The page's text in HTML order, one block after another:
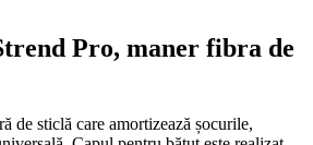
Pro, maner fibra de
de sticlă care amortizează șocurile,